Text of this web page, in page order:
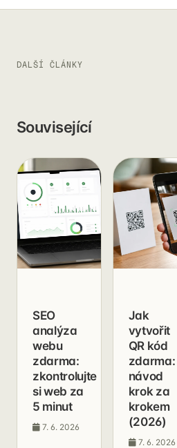
DALŠÍ ČLÁNKY
Související
SEO
analýza
webu
zdarma:
zkontrolujte
si web za
5 minut
7. 6. 2026
Jak
vytvořit
QR kód
zdarma:
návod
krok za
krokem
(2026)
7. 6. 2026